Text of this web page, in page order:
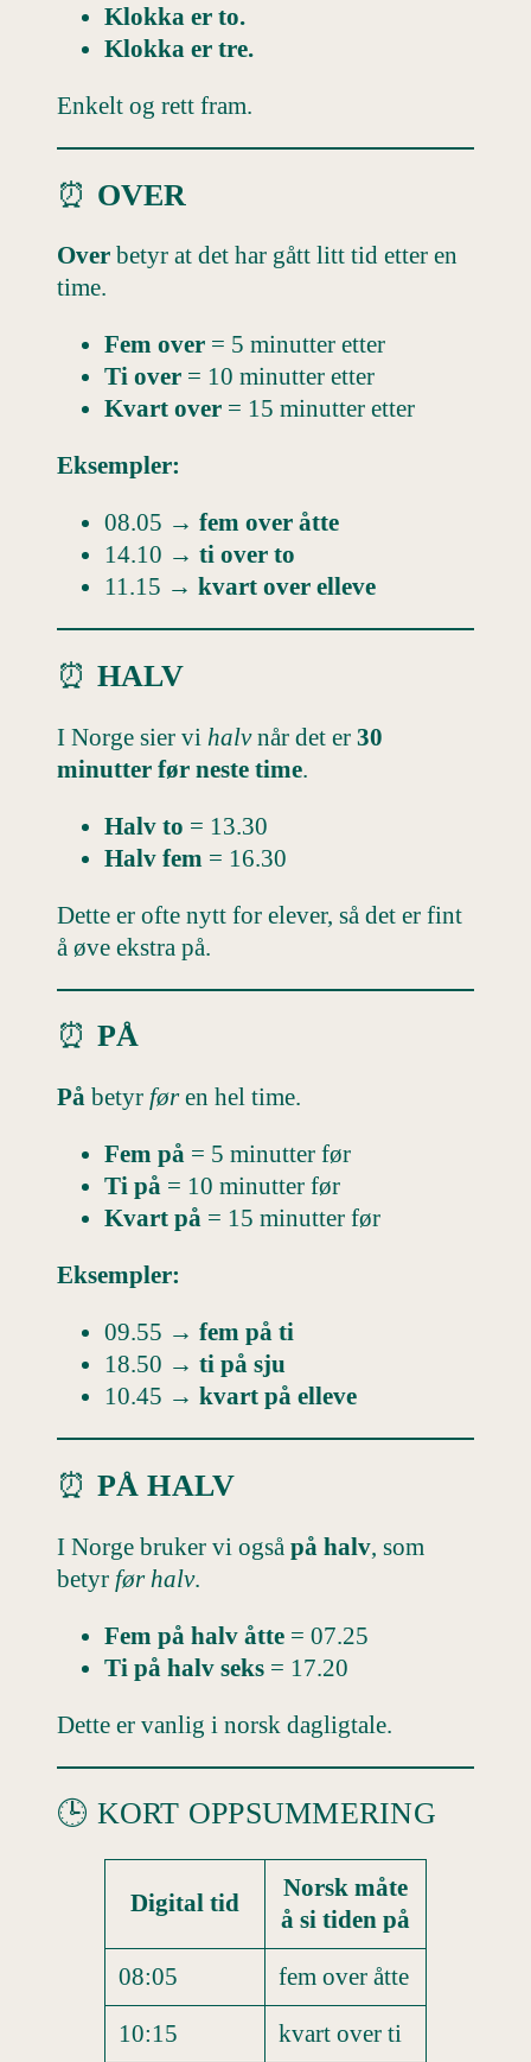
Klokka er to.
Klokka er tre.
Enkelt og rett fram.
⏰ OVER
Over betyr at det har gått litt tid etter en
time.
Fem over = 5 minutter etter
Ti over = 10 minutter etter
Kvart over = 15 minutter etter
Eksempler:
08.05 → fem over åtte
14.10 → ti over to
11.15 → kvart over elleve
⏰ HALV
I Norge sier vi halvnår det er 30
minutter før neste time.
Halv to = 13.30
Halv fem = 16.30
Dette er ofte nytt for elever, så det er fint
å øve ekstra på.
⏰ PÅ
På betyr føren hel time.
Fem på = 5 minutter før
Ti på = 10 minutter før
Kvart på = 15 minutter før
Eksempler:
09.55 → fem på ti
18.50 → ti på sju
10.45 → kvart på elleve
⏰ PÅ HALV
I Norge bruker vi også på halv, som
betyr før halv.
Fem på halv åtte = 07.25
Ti på halv seks = 17.20
Dette er vanlig i norsk dagligtale.
🕒 KORT OPPSUMMERING
Digital tid
Norsk måte
å si tiden på
08:05
fem over åtte
10:15
kvart over ti